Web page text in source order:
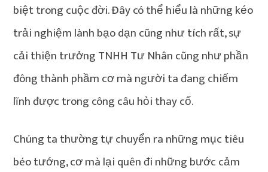
biệt trong cuộc đời. Đây có thể hiểu là những kéo
trải nghiệm lành bạo dạn cũng như tích rất, sự
cải thiện trưởng TNHH Tư Nhân cũng như phần
đông thành phầm cơ mà người ta đang chiếm
lĩnh được trong công câu hỏi thay cố.
Chúng ta thường tự chuyển ra những mục tiêu
béo tướng, cơ mà lại quên đi những bước cảm